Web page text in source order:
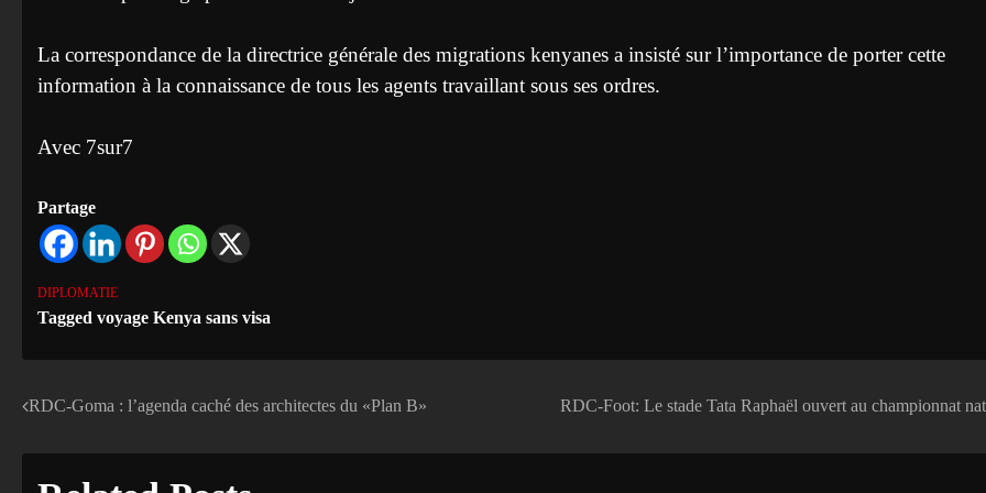
La correspondance de la directrice générale des migrations kenyanes a insisté sur l’importance de porter cette
information à la connaissance de tous les agents travaillant sous ses ordres.
Avec 7sur7
Partage
DIPLOMATIE
Tagged voyage Kenya sans visa
Navigation
de
RDC-Goma : l’agenda caché des architectes du «Plan B» RDC-Foot: Le stade Tata Raphaël ouvert au championnat